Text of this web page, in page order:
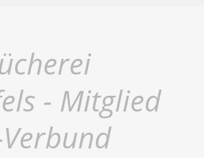
- Mitglied